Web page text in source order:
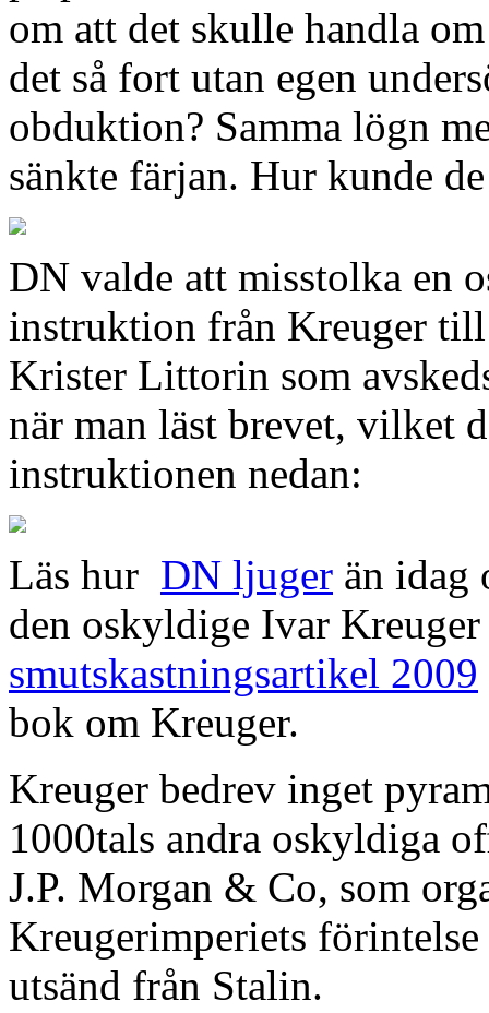
om att det skulle handla
det så fort utan egen
obduktion? Samma lögn
sänkte färjan. Hur kunde
DN valde att misstolka en
instruktion från Kreuger till
Krister Littorin som
när man läst brevet, vilket
instruktionen nedan:
Läs hur DN ljuger än idag
den oskyldige Ivar
smutskastningsartikel 2009
bok om Kreuger.
Kreuger bedrev inget
1000tals andra oskyldiga
J.P. Morgan & Co, som
Kreugerimperiets
utsänd från Stalin.